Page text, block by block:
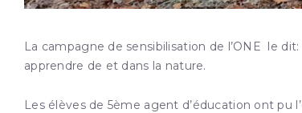
La campagne de sensibilisation de l’ONE le
apprendre de et dans la nature.
Les élèves de 5ème agent d’éducation ont pu